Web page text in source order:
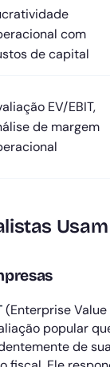
com
de capital
EV/EBIT,
de margem
Usam
(Enterprise Value
popular
de